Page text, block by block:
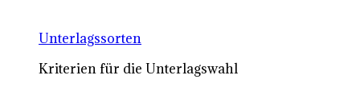
Unterlagssorten
Kriterien für die Unterlagswahl